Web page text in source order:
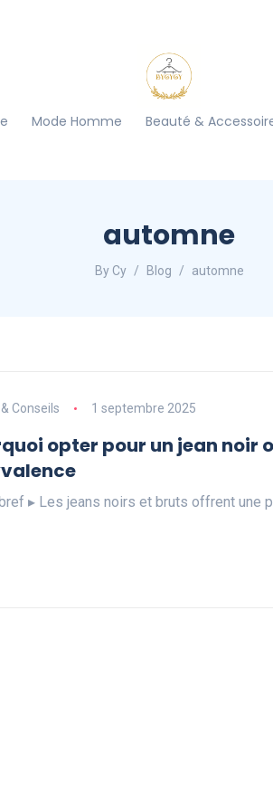
Mode Homme Beauté &
automne
By Cy Blog automne
Conseils 1 septembre 2025
opter pour un jean noir
▸ Les jeans noirs et bruts offrent une